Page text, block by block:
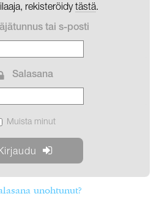
rekisteröidytästä.
tai s-posti
Salasana
Muista minut
unohtunut?